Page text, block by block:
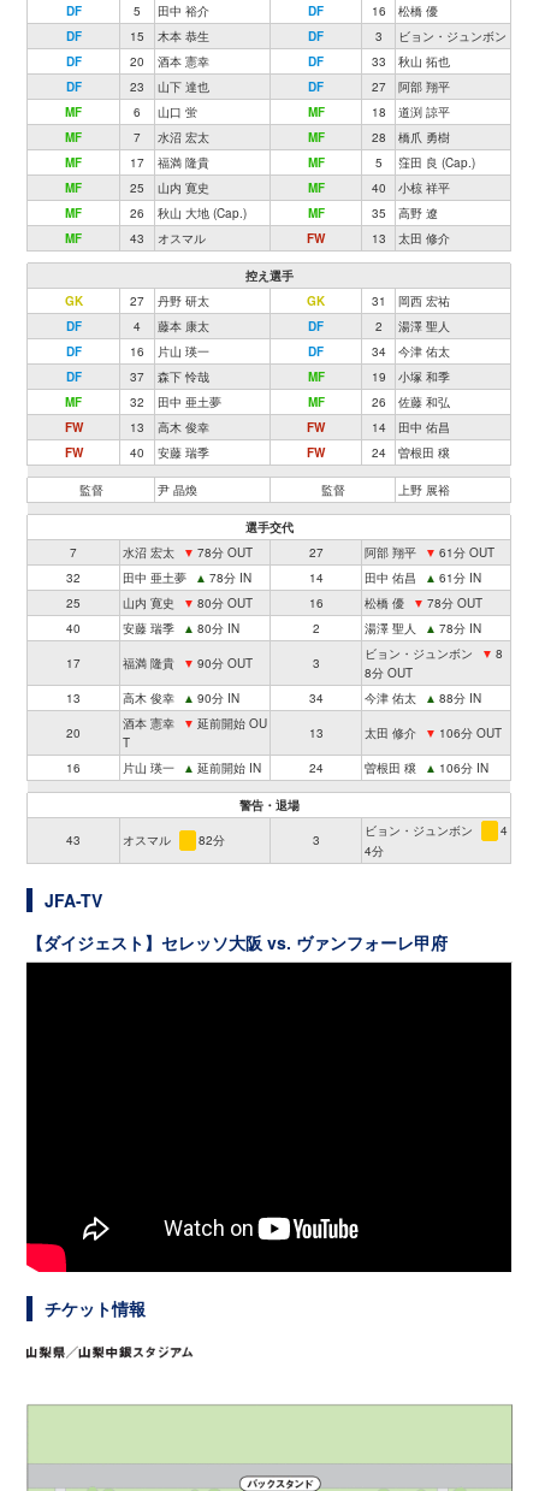
DF
5 田中 裕介 DF 16
松橋 優
DF
15 木本 恭生 DF 3
ビョン・ジュンボン
DF
20 酒本 憲幸 DF 33
秋山 拓也
DF
23 山下 達也 DF 27
阿部 翔平
MF
6 山口 蛍 MF 18
道渕 諒平
MF
7 水沼 宏太 MF 28
橋爪 勇樹
MF
17 福満 隆貴 MF 5
窪田 良 (Cap.)
MF
25 山内 寛史 MF 40
小椋 祥平
MF
26 秋山 大地 (Cap.) MF 35
高野 遼
MF
43 オスマル FW 13 太田 修介
控え選手
GK
27 丹野 研太 GK 31
岡西 宏祐
DF
4 藤本 康太 DF 2
湯澤 聖人
DF
16 片山 瑛一 DF 34
今津 佑太
DF
37 森下 怜哉 MF 19
小塚 和季
MF
32 田中 亜土夢 MF 26
佐藤 和弘
FW
13 高木 俊幸 FW 14
田中 佑昌
FW
40 安藤 瑞季 FW 24 曽根田 穣
監督 尹 晶煥 監督 上野 展裕
選手交代
7
水沼 宏太 ▼ 78分 OUT 27 阿部 翔平 ▼ 61分 OUT
32
田中 亜土夢 ▲ 78分 IN 14 田中 佑昌 ▲ 61分 IN
25
山内 寛史 ▼ 80分 OUT 16 松橋 優 ▼ 78分 OUT
40
安藤 瑞季 ▲ 80分 IN 2 湯澤 聖人 ▲ 78分 IN
17 福満 隆貴 ▼ 90分 OUT 3
ビョン・ジュンボン ▼ 8
8分 OUT
13
高木 俊幸 ▲ 90分 IN 34 今津 佑太 ▲ 88分 IN
20
酒本 憲幸 ▼ 延前開始 OU
T
13 太田 修介 ▼ 106分 OUT
16 片山 瑛一 ▲ 延前開始 IN 24 曽根田 穣 ▲ 106分 IN
警告・退場
43 オスマル 82分 3
ビョン・ジュンボン
4
4分
JFA-TV
【ダイジェスト】セレッソ大阪 vs. ヴァンフォーレ甲府
チケット情報